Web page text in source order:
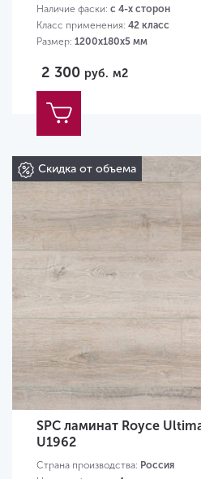
Наличие фаски: с 4-х сторон
Класс применения: 42 класс
Размер: 1200х180х5 мм
2 300 руб. м2
Скидка от объема
SPC ламинат Royce
U1962
Страна производства: Россия